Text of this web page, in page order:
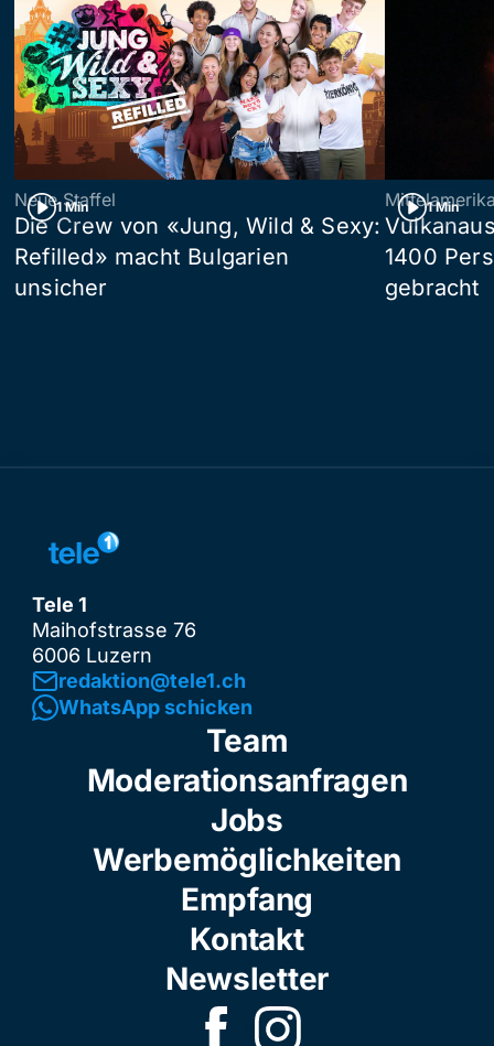
1 Min
Neue Staffel
Die Crew von «Jung, Wild & Sexy:
Refilled» macht Bulgarien
unsicher
1 Min
1400
gebracht
Tele 1
Maihofstrasse 76
6006 Luzern
redaktion@tele1.ch
WhatsApp schicken
Team
Moderationsanfragen
Jobs
Werbemöglichkeiten
Empfang
Kontakt
Newsletter